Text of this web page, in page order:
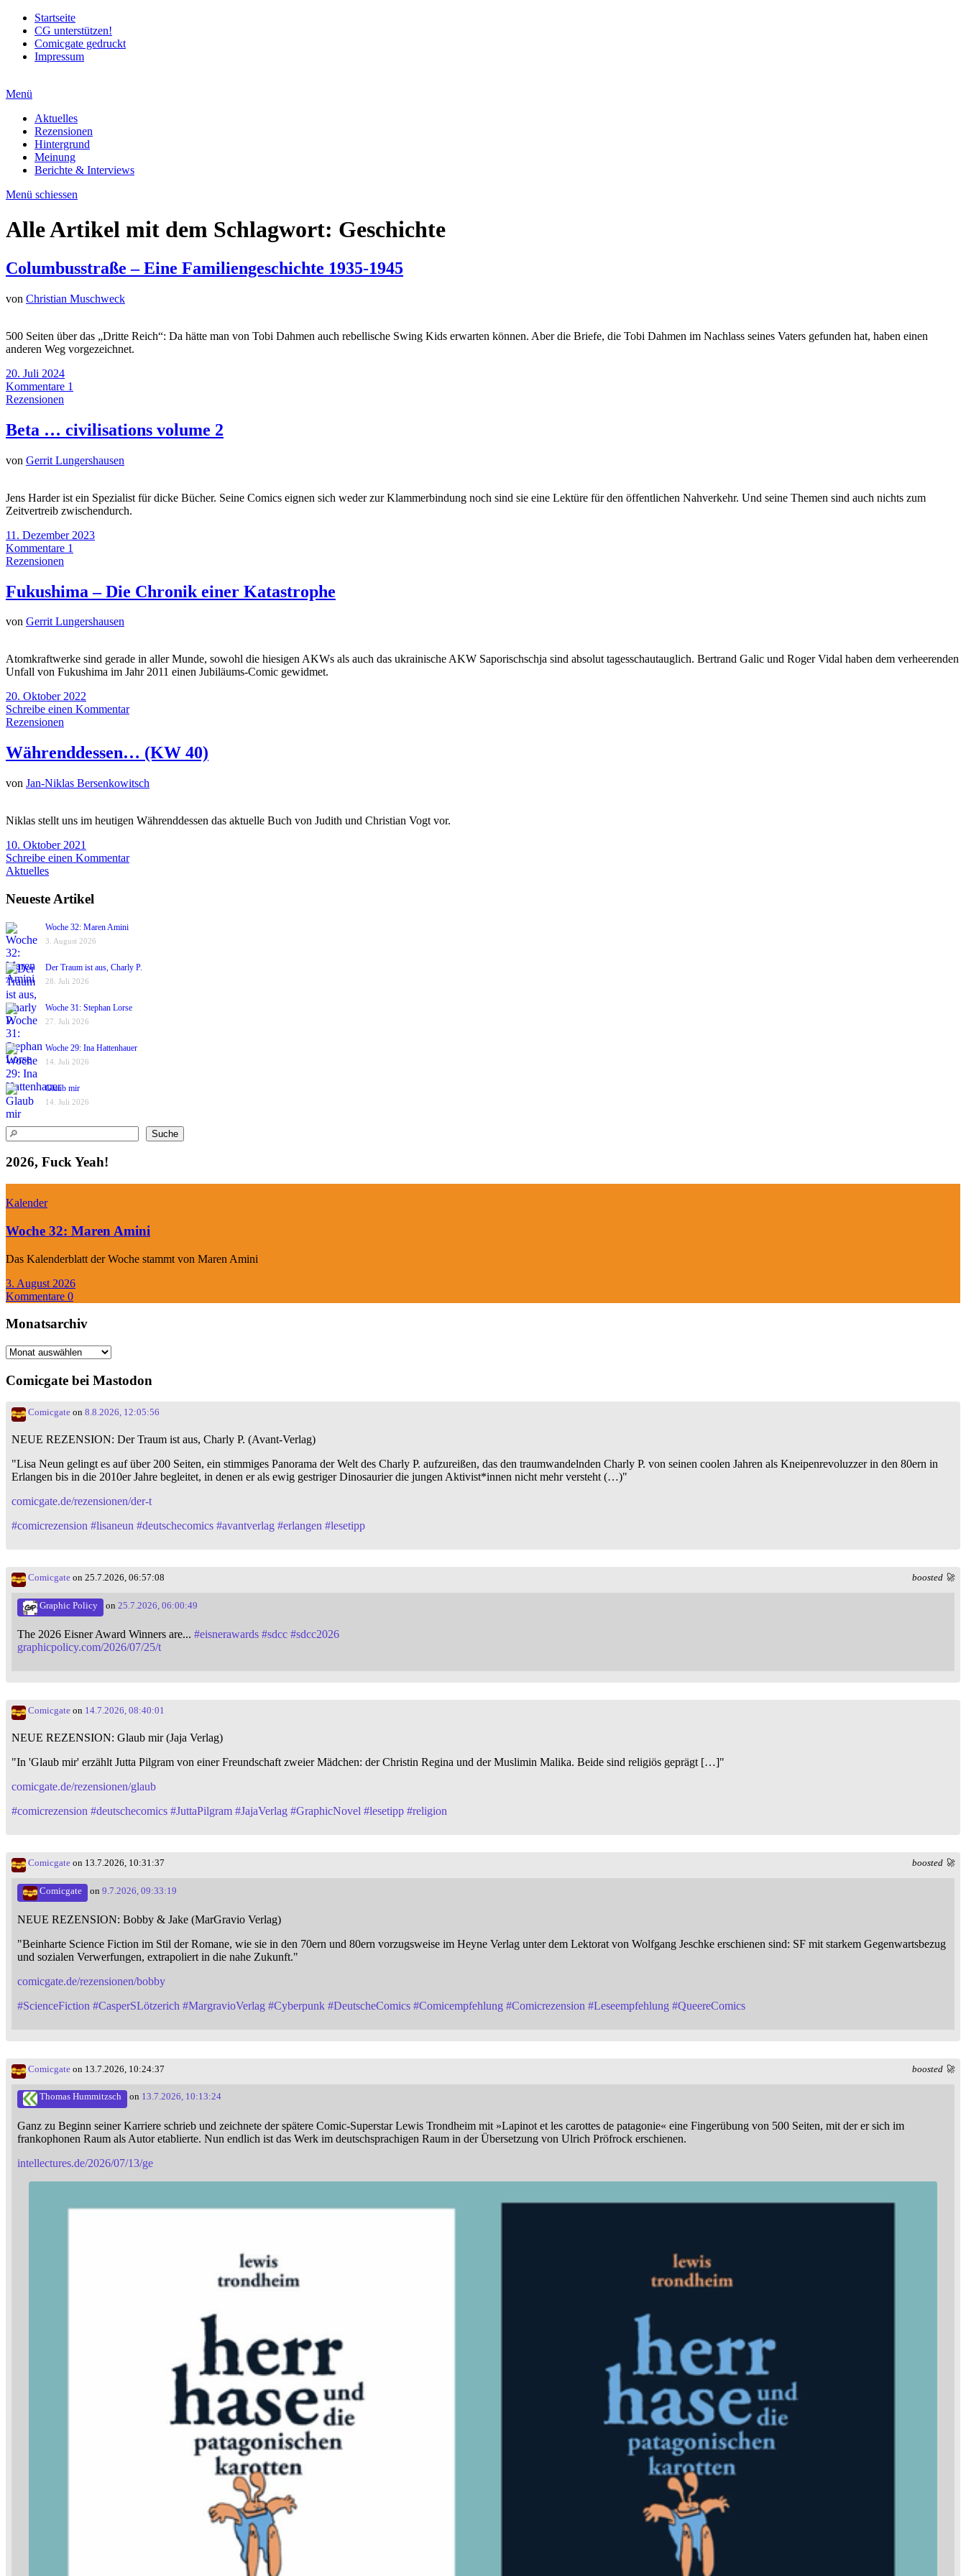
Startseite
CG unterstützen!
Comicgate gedruckt
Impressum
Menü
Aktuelles
Rezensionen
Hintergrund
Meinung
Berichte & Interviews
Menü schiessen
Alle Artikel mit dem Schlagwort: Geschichte
Columbusstraße – Eine Familiengeschichte 1935-1945
von Christian Muschweck
500 Seiten über das „Dritte Reich“: Da hätte man von Tobi Dahmen auch rebellische Swing Kids erwarten können. Aber die Briefe, die Tobi Dahmen im Nachlass seines Vaters gefunden hat, haben einen
anderen Weg vorgezeichnet.
20. Juli 2024
Kommentare 1
Rezensionen
Beta … civilisations volume 2
von Gerrit Lungershausen
Jens Harder ist ein Spezialist für dicke Bücher. Seine Comics eignen sich weder zur Klammerbindung noch sind sie eine Lektüre für den öffentlichen Nahverkehr. Und seine Themen sind auch nichts zum
Zeitvertreib zwischendurch.
11. Dezember 2023
Kommentare 1
Rezensionen
Fukushima – Die Chronik einer Katastrophe
von Gerrit Lungershausen
Atomkraftwerke sind gerade in aller Munde, sowohl die hiesigen AKWs als auch das ukrainische AKW Saporischschja sind absolut tagesschautauglich. Bertrand Galic und Roger Vidal haben dem verheerenden
Unfall von Fukushima im Jahr 2011 einen Jubiläums-Comic gewidmet.
20. Oktober 2022
Schreibe einen Kommentar
Rezensionen
Währenddessen… (KW 40)
von Jan-Niklas Bersenkowitsch
Niklas stellt uns im heutigen Währenddessen das aktuelle Buch von Judith und Christian Vogt vor.
10. Oktober 2021
Schreibe einen Kommentar
Aktuelles
Neueste Artikel
Woche 32: Maren Amini
3. August 2026
Der Traum ist aus, Charly P.
28. Juli 2026
Woche 31: Stephan Lorse
27. Juli 2026
Woche 29: Ina Hattenhauer
14. Juli 2026
Glaub mir
14. Juli 2026
Suchen Suche
2026, Fuck Yeah!
Kalender
Woche 32: Maren Amini
Das Kalenderblatt der Woche stammt von Maren Amini
3. August 2026
Kommentare 0
Monatsarchiv
Monatsarchiv
Comicgate bei Mastodon
Comicgate on 8.8.2026, 12:05:56
NEUE REZENSION: Der Traum ist aus, Charly P. (Avant-Verlag)
"Lisa Neun gelingt es auf über 200 Seiten, ein stimmiges Panorama der Welt des Charly P. aufzureißen, das den traumwandelnden Charly P. von seinen coolen Jahren als Kneipenrevoluzzer in den 80ern in
Erlangen bis in die 2010er Jahre begleitet, in denen er als ewig gestriger Dinosaurier die jungen Aktivist*innen nicht mehr versteht (…)"
comicgate.de/rezensionen/der-t
#comicrezension #lisaneun #deutschecomics #avantverlag #erlangen #lesetipp
boosted 🚀
Comicgate on 25.7.2026, 06:57:08
Graphic Policy on 25.7.2026, 06:00:49
The 2026 Eisner Award Winners are... #eisnerawards #sdcc #sdcc2026
graphicpolicy.com/2026/07/25/t
Comicgate on 14.7.2026, 08:40:01
NEUE REZENSION: Glaub mir (Jaja Verlag)
"In 'Glaub mir' erzählt Jutta Pilgram von einer Freundschaft zweier Mädchen: der Christin Regina und der Muslimin Malika. Beide sind religiös geprägt […]"
comicgate.de/rezensionen/glaub
#comicrezension #deutschecomics #JuttaPilgram #JajaVerlag #GraphicNovel #lesetipp #religion
boosted 🚀
Comicgate on 13.7.2026, 10:31:37
Comicgate on 9.7.2026, 09:33:19
NEUE REZENSION: Bobby & Jake (MarGravio Verlag)
"Beinharte Science Fiction im Stil der Romane, wie sie in den 70ern und 80ern vorzugsweise im Heyne Verlag unter dem Lektorat von Wolfgang Jeschke erschienen sind: SF mit starkem Gegenwartsbezug
und sozialen Verwerfungen, extrapoliert in die nahe Zukunft."
comicgate.de/rezensionen/bobby
#ScienceFiction #CasperSLötzerich #MargravioVerlag #Cyberpunk #DeutscheComics #Comicempfehlung #Comicrezension #Leseempfehlung #QueereComics
boosted 🚀
Comicgate on 13.7.2026, 10:24:37
Thomas Hummitzsch on 13.7.2026, 10:13:24
Ganz zu Beginn seiner Karriere schrieb und zeichnete der spätere Comic-Superstar Lewis Trondheim mit »Lapinot et les carottes de patagonie« eine Fingerübung von 500 Seiten, mit der er sich im
frankophonen Raum als Autor etablierte. Nun endlich ist das Werk im deutschsprachigen Raum in der Übersetzung von Ulrich Pröfrock erschienen.
intellectures.de/2026/07/13/ge